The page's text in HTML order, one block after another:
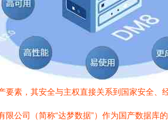
素，其安全与主权直接关系到国家安全
公司（简称“达梦数据”）作为国产数据